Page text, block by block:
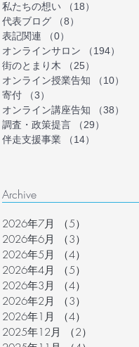
私たちの想い
（18）
代表ブログ
（8）
表記関連
（0）
オンラインサロン
（194）
街のとまり木
（25）
オンライン授業告知
（10）
寄付
（3）
オンライン講座告知
（38）
調査・政策提言
（29）
伴走支援事業
（14）
Archive
2026年7月 （5）
2026年6月
（3）
2026年5月
（4）
2026年4月
（5）
2026年3月
（4）
2026年2月
（3）
2026年1月
（4）
2025年12月
（2）